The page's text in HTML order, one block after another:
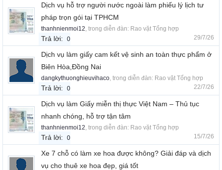
Dịch vụ hỗ trợ người nước ngoài làm phiếu lý lịch tư
pháp trọn gói tại TPHCM
thanhnienmoi12 , trong diễn đàn: Rao vặt Tổng hợp
Trả lời: 0 29/7/26
Dịch vụ làm giấy cam kết vệ sinh an toàn thực phẩm ở
Biên Hòa,Đồng Nai
dangkythuonghieuvihaco , trong diễn đàn: Rao vặt Tổng hợp
Trả lời: 0 22/7/26
Dịch vụ làm Giấy miễn thị thực Việt Nam – Thủ tục
nhanh chóng, hỗ trợ tận tâm
thanhnienmoi12 , trong diễn đàn: Rao vặt Tổng hợp
Trả lời: 0 15/7/26
Xe 7 chỗ có làm xe hoa được không? Giải đáp và dịch
vụ cho thuê xe hoa đẹp, giá tốt